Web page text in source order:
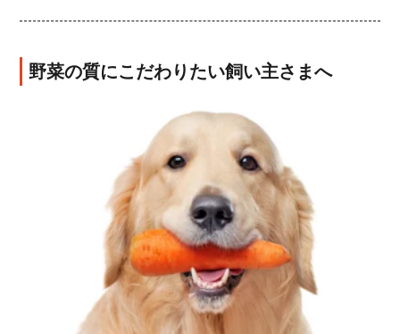
野菜の質にこだわりたい飼い主さまへ